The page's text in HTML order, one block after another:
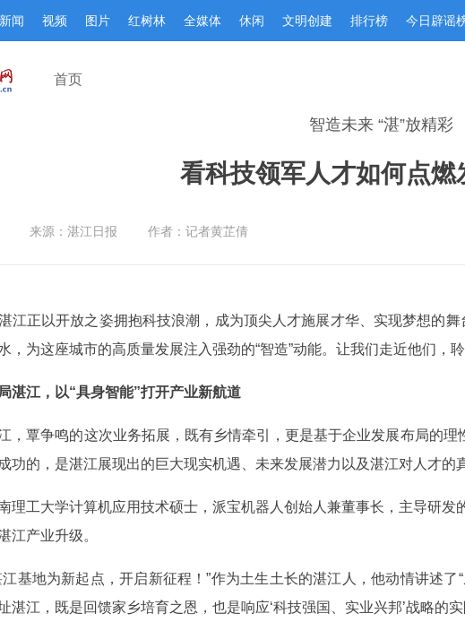
新闻 视频 图片 红树林 全媒体 休闲 文明创建 排行榜 今日辟谣
首页
智造未来 “湛”放精彩
看科技领军人才如何点燃
来源：湛江日报 作者：记者黄芷倩
江正以开放之姿拥抱科技浪潮，成为顶尖人才施展才华、实现梦想的
，为这座城市的高质量发展注入强劲的“智造”动能。让我们走近他们，
局湛江，以“具身智能”打开产业新航道
，覃争鸣的这次业务拓展，既有乡情牵引，更是基于企业发展布局的
功的，是湛江展现出的巨大现实机遇、未来发展潜力以及湛江对人才的
理工大学计算机应用技术硕士，派宝机器人创始人兼董事长，主导研
江产业升级。
江基地为新起点，开启新征程！”作为土生土长的湛江人，他动情讲述
湛江，既是回馈家乡培育之恩，也是响应‘科技强国、实业兴邦’战略